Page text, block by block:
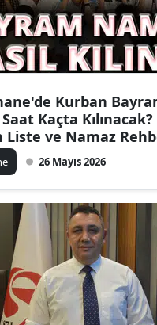
Giresun
Hakkari
Hatay
Isparta
İstanbul
İzmir
Kars
Kurban
Kaçta
Liste ve Namaz
26 Mayıs 2026